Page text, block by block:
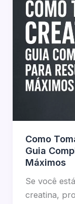
Como
Guia
Máximos
Se você
creatina,